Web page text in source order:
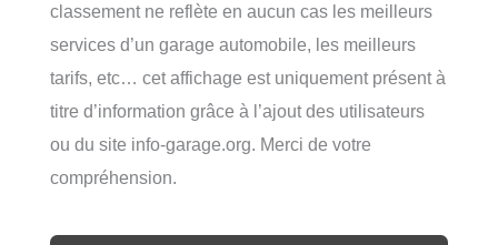
classement ne reflète en aucun cas les meilleurs
services d’un garage automobile, les meilleurs
tarifs, etc… cet affichage est uniquement présent à
titre d’information grâce à l’ajout des utilisateurs
ou du site info-garage.org. Merci de votre
compréhension.